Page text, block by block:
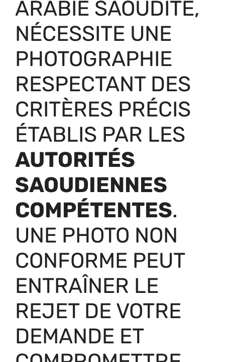
ARABIE SAOUDITE,
NÉCESSITE UNE
PHOTOGRAPHIE
RESPECTANT DES
CRITÈRES PRÉCIS
ÉTABLIS PAR LES
AUTORITÉS
SAOUDIENNES
COMPÉTENTES.
UNE PHOTO NON
CONFORME PEUT
ENTRAÎNER LE
REJET DE VOTRE
DEMANDE ET